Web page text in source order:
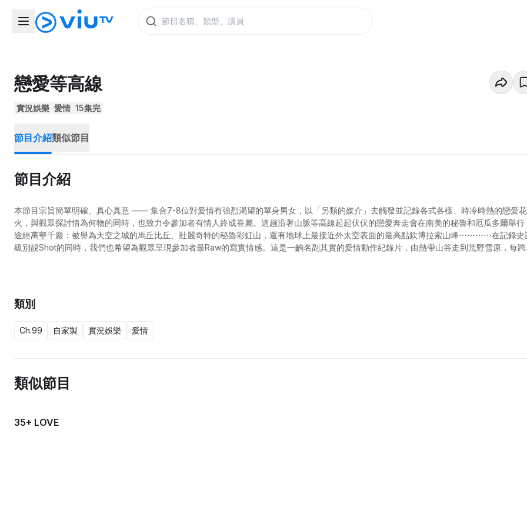
戀愛等高線
實況娛樂 愛情 15集完
節目介紹類似節目
節目介紹
本節目宗旨簡單明確、真心真意 —— 集合7-8位對愛情有強烈渴望的單身男女，以「另類的媒介」去觸發並記錄各式各樣、時冷時熱的戀愛花
火，與觀眾探討情為何物的同時，也致力令參加者有情人終成眷屬。這趟沿著山脈等高線起起伏伏的戀愛奔走會在南美的秘魯和厄瓜多爾舉行
途經萬壑千巖：被譽為天空之城的馬丘比丘、壯麗奇特的秘魯彩虹山，還有地球上最接近外太空表面的最高點欽博拉索山峰⋯⋯⋯⋯在記錄史
級別靚Shot的同時，我們也希望為觀眾呈現參加者最Raw的寫實情感。這是一齣名副其實的愛情動作紀錄片，由熱帶山谷走到荒野雪原，每跨
類別
Ch.99 自家製 實況娛樂 愛情
類似節目
35+ LOVE